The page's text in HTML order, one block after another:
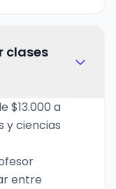
clases
$13.000 a
y ciencias
entre